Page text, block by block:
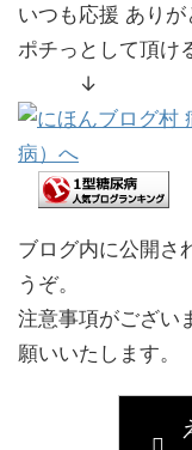
いつも応援 ありが
ポチっとして頂け
↓
ブログ内に公開さ
うぞ。
注意事項がござい
願いいたします。